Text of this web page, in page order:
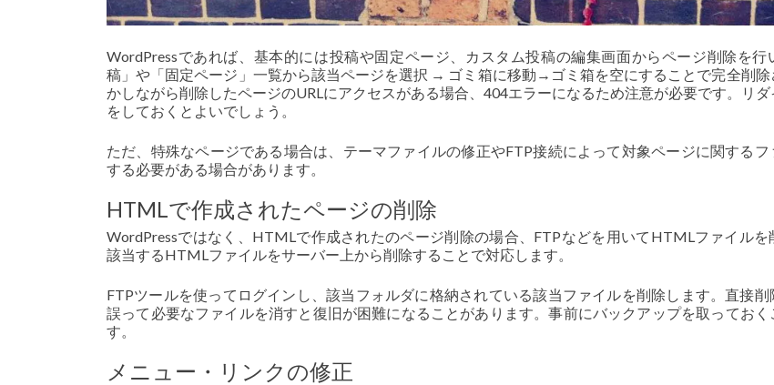
WordPressであれば、基本的には投稿や固定ページ、カスタム投稿の編集画面からページ削除を行
稿」や「固定ページ」一覧から該当ページを選択 → ゴミ箱に移動→ゴミ箱を空にすることで完全削除
かしながら削除したページのURLにアクセスがある場合、404エラーになるため注意が必要です。リ
をしておくとよいでしょう。
ただ、特殊なページである場合は、テーマファイルの修正やFTP接続によって対象ページに関するフ
する必要がある場合があります。
HTMLで作成されたページの削除
WordPressではなく、HTMLで作成されたのページ削除の場合、FTPなどを用いてHTMLファイルを
該当するHTMLファイルをサーバー上から削除することで対応します。
FTPツールを使ってログインし、該当フォルダに格納されている該当ファイルを削除します。直接削
誤って必要なファイルを消すと復旧が困難になることがあります。事前にバックアップを取ってお
す。
メニュー・リンクの修正